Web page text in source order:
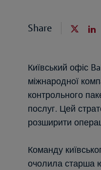
Share
Київський офіс
міжнародної
контрольного
послуг. Цей
розширити
Команду
очолила старша